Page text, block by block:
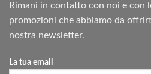
Rimani in contatto con noi e con
promozioni che abbiamo da
nostra newsletter.
La tua email